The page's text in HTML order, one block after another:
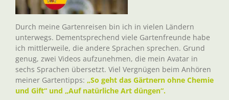
Durch meine Gartenreisen bin ich in vielen Ländern
unterwegs. Dementsprechend viele Gartenfreunde habe
ich mittlerweile, die andere Sprachen sprechen. Grund
genug, zwei Videos aufzunehmen, die mein Avatar in
sechs Sprachen übersetzt. Viel Vergnügen beim Anhören
meiner Gartentipps: „So geht das Gärtnern ohne Chemie
und Gift“ und „Auf natürliche Art düngen“.